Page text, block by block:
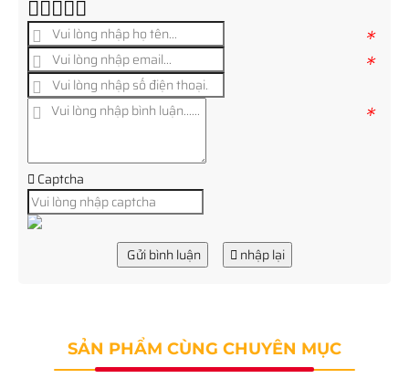
*
*
*
Captcha
Gửi bình luận nhập lại
SẢN PHẨM CÙNG CHUYÊN MỤC